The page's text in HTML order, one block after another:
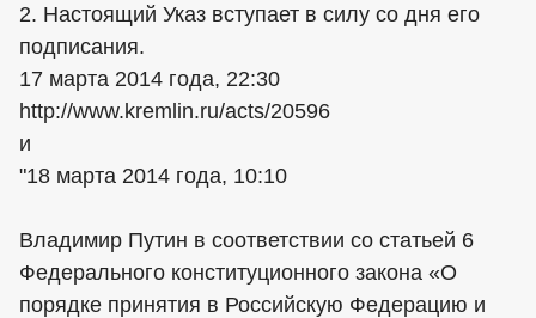
2. Настоящий Указ вступает в силу со дня его
подписания.
17 марта 2014 года, 22:30
http://www.kremlin.ru/acts/20596
и
"18 марта 2014 года, 10:10
Владимир Путин в соответствии со статьей 6
Федерального конституционного закона «О
порядке принятия в Российскую Федерацию и